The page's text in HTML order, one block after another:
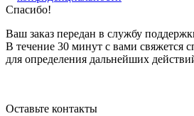
Спасибо!
Ваш заказ передан в службу
В течение 30 минут с вами свяжется
для определения дальнейших
Оставьте контакты